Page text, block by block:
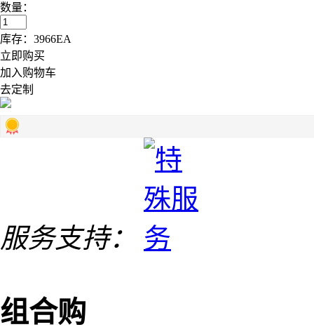
数量：
库存： 3966EA
立即购买
加入购物车
去定制
服务支持：
组合购